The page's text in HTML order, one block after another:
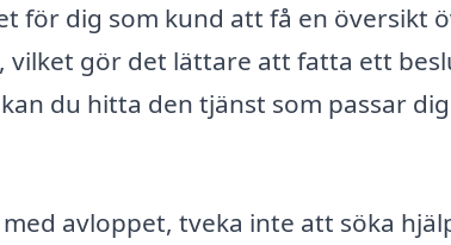
för dig som kund att få en översikt
vilket gör det lättare att fatta ett
du hitta den tjänst som passar
avloppet, tveka inte att söka